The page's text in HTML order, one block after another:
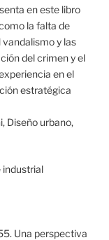
en este libro
la falta de
y las
del crimen y el
en el
estratégica
Diseño urbano,
industrial
Una perspectiva